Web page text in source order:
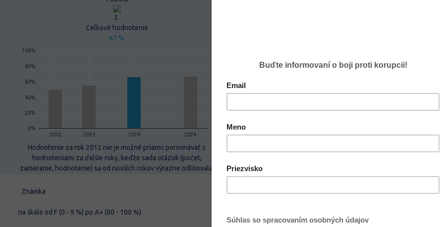
3.
Celkové hodnotenie
67 %
2012 2015 2019 2024
0%
20%
40%
60%
80%
100%
Hodnotenie za rok 2012 nie je možné priamo porovnávať s
hodnoteniami za ďalšie roky, keďže sada otázok (počet,
zameranie, hodnotenie) sa od novších rokov výrazne odlišovala.
Personalistika 77 %
V.Etika
Slovenská pošta, a.s.
Známka
na škále od F (0 - 9 %) po A+ (80 - 100 %)